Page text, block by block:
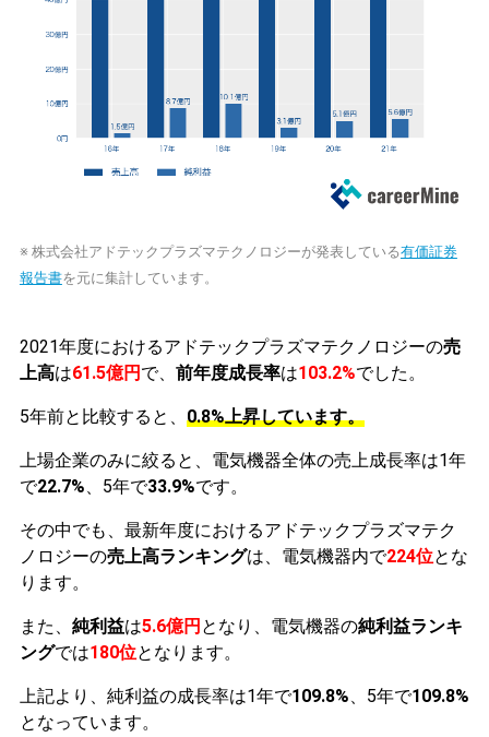
※ 株式会社アドテックプラズマテクノロジーが発表している有価証券
報告書を元に集計しています。
2021年度におけるアドテックプラズマテクノロジーの売
上高は61.5億円 で、 前年度成長率は103.2%でした。
5年前と比較すると、 0.8%上昇しています。
上場企業のみに絞ると、電気機器全体の売上成長率は1年
で22.7%、5年で33.9%です。
その中でも、最新年度におけるアドテックプラズマテク
ノロジーの売上高ランキングは、電気機器内で224位とな
ります。
また、 純利益は5.6億円 となり、電気機器の純利益ランキ
ングでは180位となります。
上記より、純利益の成長率は1年で109.8%、5年で109.8%
となっています。